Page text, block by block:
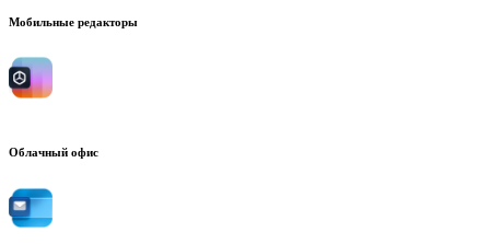
Мобильные редакторы
Облачный офис